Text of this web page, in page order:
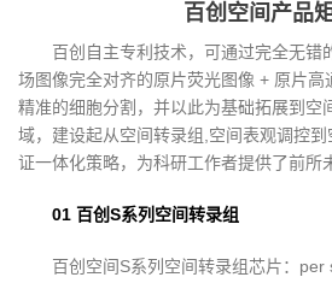
百创空间产品
百创自主专利技术，可通过完全无错
场图像完全对齐的原片荧光图像 + 原片高
精准的细胞分割，并以此为基础拓展到空
域，建设起从空间转录组,空间表观调控
证一体化策略，为科研工作者提供了前所
01 百创S系列空间转录组
百创空间S系列空间转录组芯片：